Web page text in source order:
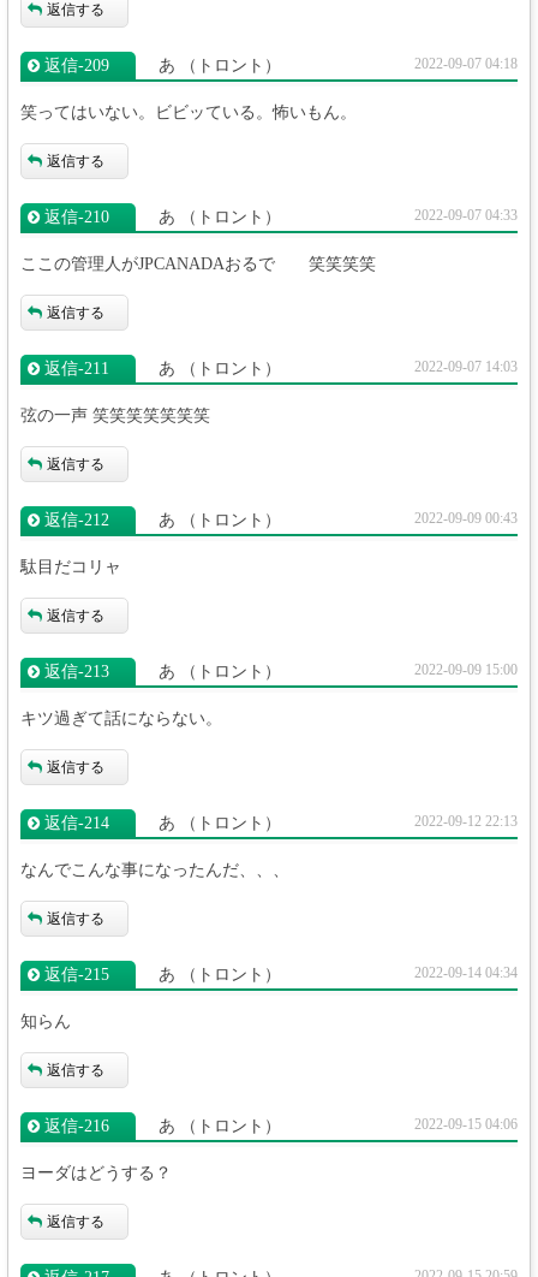
返信する
返信‐209 あ （トロント） 2022-09-07 04:18
笑ってはいない。ビビッている。怖いもん。
返信する
返信‐210 あ （トロント） 2022-09-07 04:33
ここの管理人がJPCANADAおるで 笑笑笑笑
返信する
返信‐211 あ （トロント） 2022-09-07 14:03
弦の一声 笑笑笑笑笑笑笑
返信する
返信‐212 あ （トロント） 2022-09-09 00:43
駄目だコリャ
返信する
返信‐213 あ （トロント） 2022-09-09 15:00
キツ過ぎて話にならない。
返信する
返信‐214 あ （トロント） 2022-09-12 22:13
なんでこんな事になったんだ、、、
返信する
返信‐215 あ （トロント） 2022-09-14 04:34
知らん
返信する
返信‐216 あ （トロント） 2022-09-15 04:06
ヨーダはどうする？
返信する